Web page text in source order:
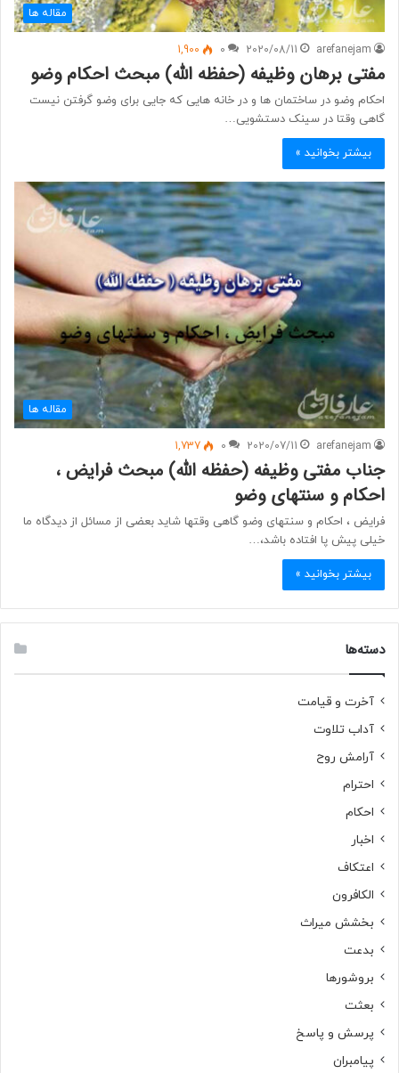
مقاله ها
arefanejam
2020/08/11
0
1,900
مفتی برهان وظیفه (حفظه الله) مبحث احکام وضو
احکام وضو در ساختمان ها و در خانه هایی که جایی برای وضو گرفتن نیست
گاهی وقتا در سینک دستشویی…
بیشتر بخوانید »
مقاله ها
arefanejam
2020/07/11
0
1,737
جناب مفتی وظیفه (حفظه الله) مبحث فرایض ،
احکام و سنتهای وضو
فرایض ، احکام و سنتهای وضو گاهی وقتها شاید بعضی از مسائل از دیدگاه ما
خیلی پیش پا افتاده باشد،…
بیشتر بخوانید »
دسته‌ها
آخرت و قیامت
آداب تلاوت
آرامش روح
احترام
احکام
اخبار
اعتکاف
الکافرون
بخشش میراث
بدعت
بروشورها
بعثت
پرسش و پاسخ
پیامبران